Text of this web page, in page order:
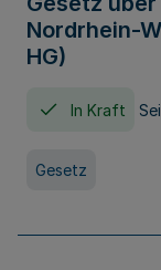
Nordrhein-
HG)
In Kraft
Gesetz